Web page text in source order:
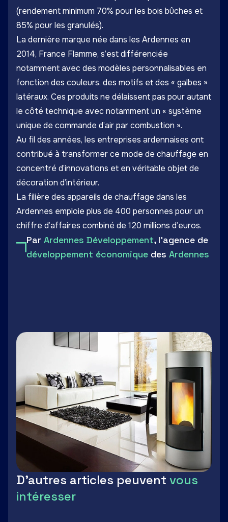
(rendement minimum 70% pour les bois bûches et
85% pour les granulés).
La dernière marque née dans les Ardennes en
2014, France Flamme, s’est différenciée
notamment avec des modèles personnalisables en
fonction des couleurs, des motifs et des « galbes »
latéraux. Ces produits ne délaissent pas pour autant
le côté technique avec notamment un « système
unique de commande d’air par combustion ».
Au fil des années, les entreprises ardennaises ont
contribué à transformer ce mode de chauffage en
concentré d’innovations et en véritable objet de
décoration d’intérieur.
La filière des appareils de chauffage dans les
Ardennes emploie plus de 400 personnes pour un
chiffre d’affaires combiné de 120 millions d’euros.
Par Ardennes Développement, l'agence de
développement économique des Ardennes
D'autres articles peuvent vous
intéresser